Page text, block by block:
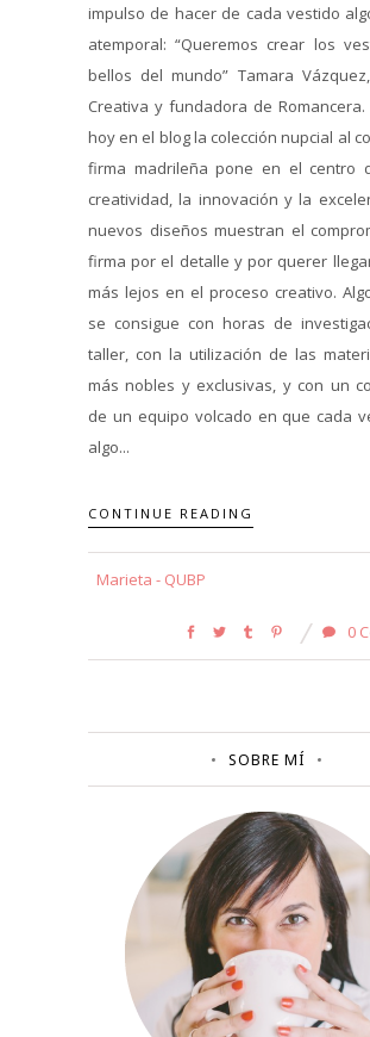
impulso de hacer de cada vestido
atemporal: “Queremos crear los
bellos del mundo” Tamara
Creativa y fundadora de Romancera.
hoy en el blog la colección nupcial al
firma madrileña pone en el centro
creatividad, la innovación y la
nuevos diseños muestran el
firma por el detalle y por querer
más lejos en el proceso creativo.
se consigue con horas de
taller, con la utilización de las
más nobles y exclusivas, y con un
de un equipo volcado en que cada
algo...
CONTINUE READING
Marieta - QUBP
0
SOBRE MÍ